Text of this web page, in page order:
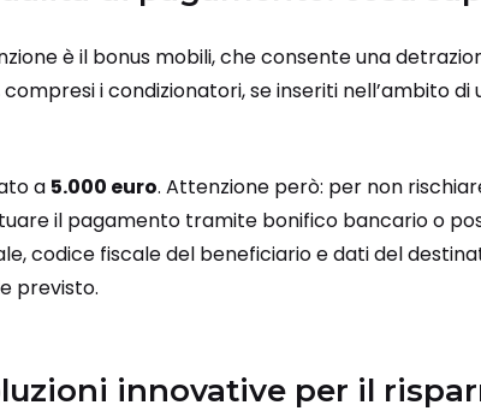
è il bonus mobili, che consente una
i condizionatori, se inseriti nell’ambito
a 5.000 euro. Attenzione però: per non
il pagamento tramite bonifico bancario o
codice fiscale del beneficiario e dati del
previsto.
innovative per il